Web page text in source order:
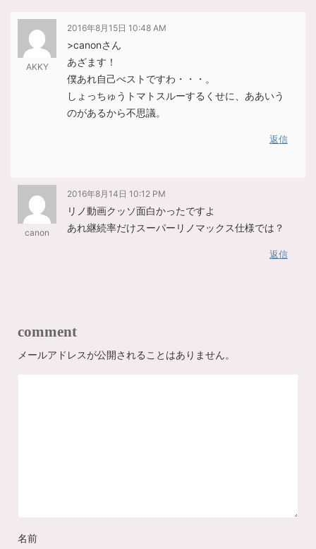
AKKY
2016年8月15日 10:48 AM
>canonさん
あざます！
僕あれ自己べストですわ・・・。
しょっちゅうトマトスルーするくせに、ああいう
のがあるから不思議。
返信
canon
2016年8月14日 10:12 PM
リノ動画クッソ面白かったですよ
あれ継続率だけスーパーリノマックス仕様では？
返信
comment
メールアドレスが公開されることはありません。
名前